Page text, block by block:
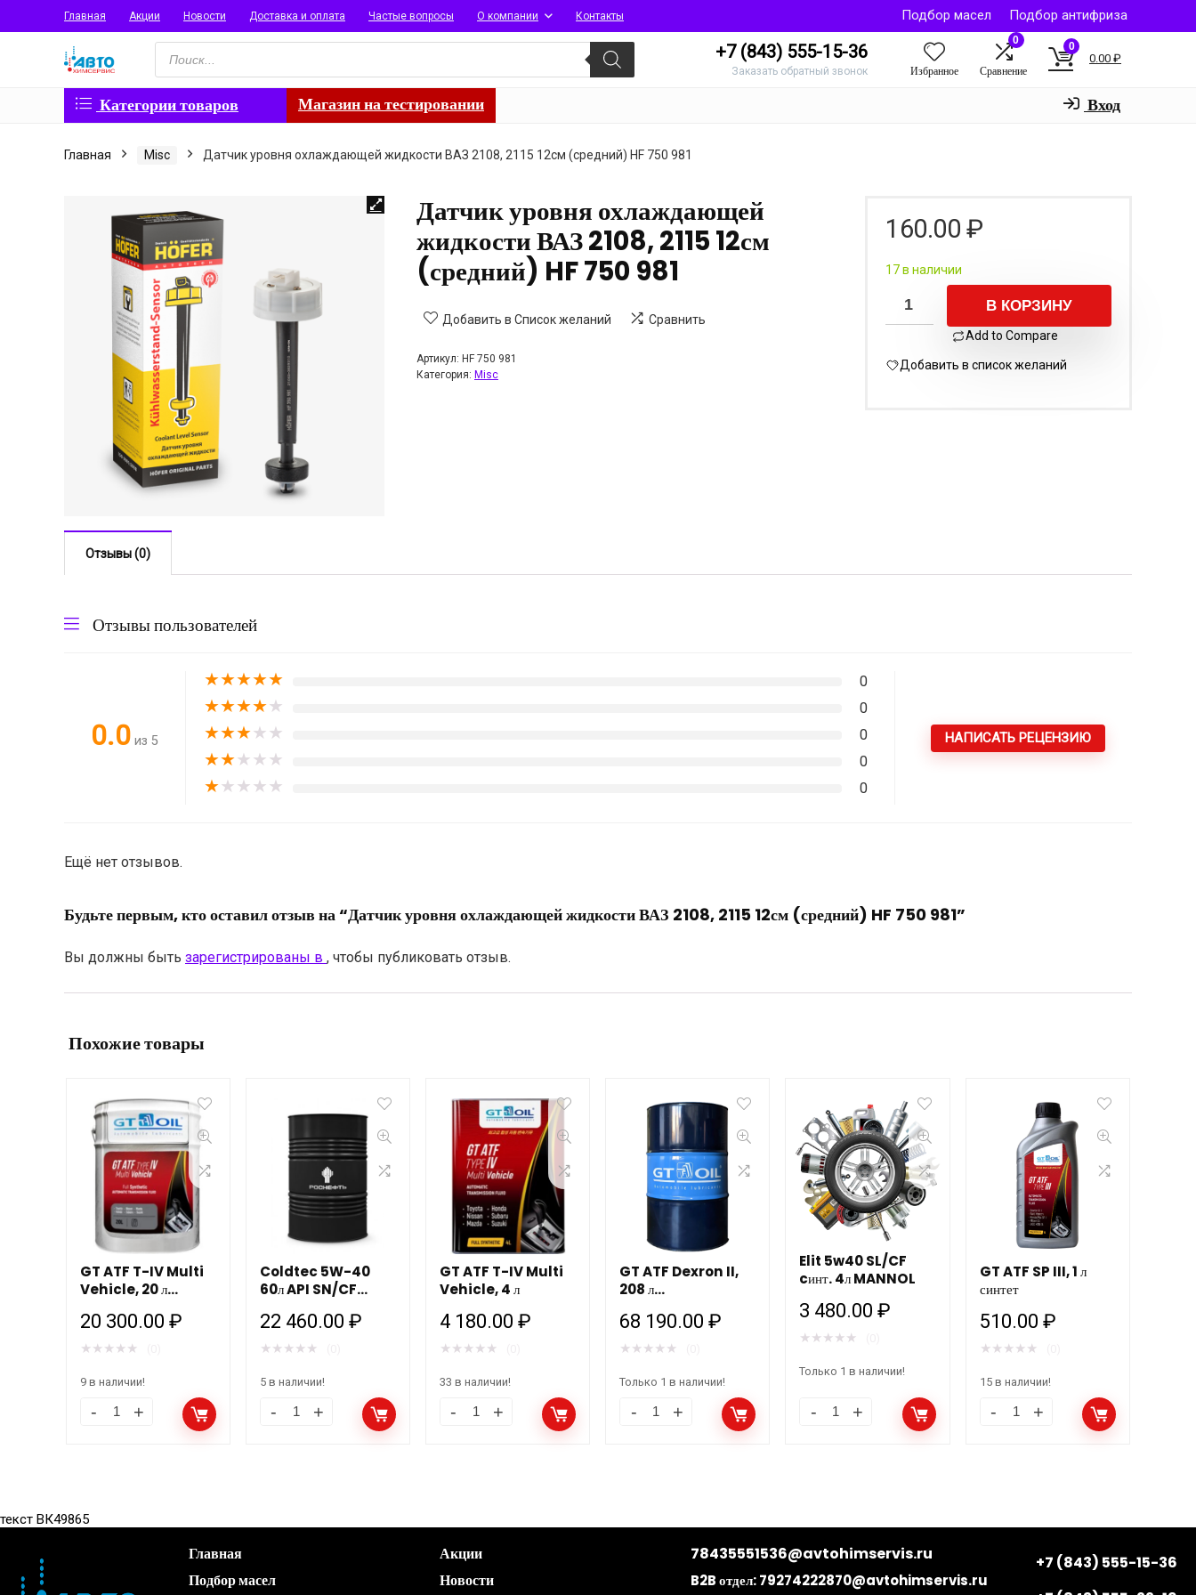
Главная Акции Новости Доставка и оплата Частые вопросы О компании Контакты Подбор масел
Подбор антифриза
Поиск
товаров
+7 (843) 555-15-36
Заказать обратный звонок Избранное
0
Сравнение
0
0.00 ₽
Категории товаров Магазин на тестировании Вход
Главная Misc Датчик уровня охлаждающей жидкости ВАЗ 2108, 2115 12см (средний) HF 750 981
Датчик уровня охлаждающей
жидкости ВАЗ 2108, 2115 12см
(средний) HF 750 981
Добавить в Список желаний Сравнить
Артикул: HF 750 981
Категория: Misc
160.00 ₽
17 в наличии
В КОРЗИНУ
Add to Compare
Добавить в список желаний
Отзывы (0)
Отзывы пользователей
0.0 из 5
★★★★★ 0
★★★★★ 0
★★★★★ 0
★★★★★ 0
★★★★★ 0
НАПИСАТЬ РЕЦЕНЗИЮ
Ещё нет отзывов.
Будьте первым, кто оставил отзыв на “Датчик уровня охлаждающей жидкости ВАЗ 2108, 2115 12см (средний) HF 750 981”
Вы должны быть зарегистрированы в , чтобы публиковать отзыв.
Похожие товары
GT ATF T-IV Multi
Vehicle, 20 л
жидкость
20 300.00 ₽
★ ★ ★ ★ ★
9 в наличии!
Coldtec 5W-40
60л API SN/CF
22 460.00 ₽
★ ★ ★ ★ ★
5 в наличии!
GT ATF T-IV Multi
Vehicle, 4 л
4 180.00 ₽
★ ★ ★ ★ ★
33 в наличии!
GT ATF Dexron II,
208 л
жидкость для АКПП
68 190.00₽
★ ★ ★ ★ ★
Только 1 в наличии!
Elit 5w40 SL/CF
cинт. 4л MANNOL
3 480.00₽
★ ★ ★ ★ ★
Только 1 в наличии!
GT ATF SP III, 1 л
синтет
510.00 ₽
★ ★ ★ ★ ★
15 в наличии!
текст ВК49865
Главная
Подбор масел
Акции
Новости
78435551536@avtohimservis.ru
B2B отдел:79274222870@avtohimservis.ru
+7 (843) 555-15-36